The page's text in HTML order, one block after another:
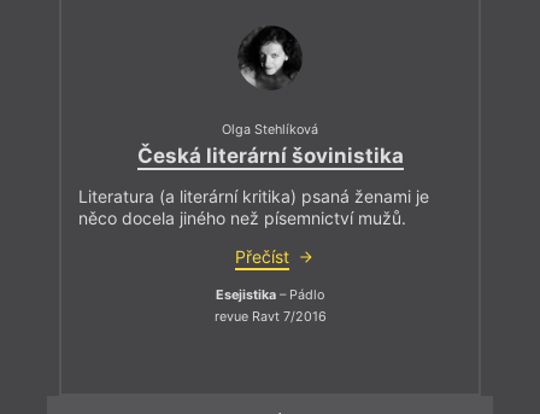
Olga Stehlíková
Česká literární šovinistika
Literatura (a literární kritika) psaná ženami je
něco docela jiného než písemnictví mužů.
Přečíst
Esejistika – Pádlo
revue Ravt 7/2016